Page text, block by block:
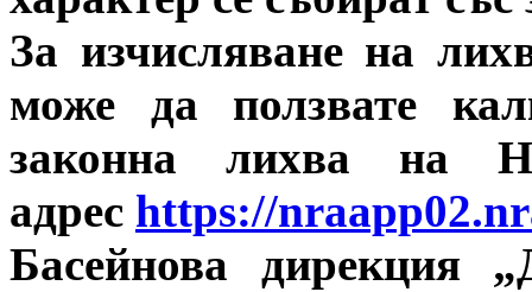
За изчисляване на
може да ползвате
законна лихва на
адрес https://
Басейнова дирекция